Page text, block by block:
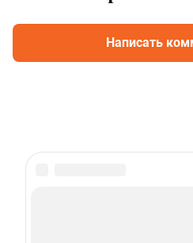
Написать